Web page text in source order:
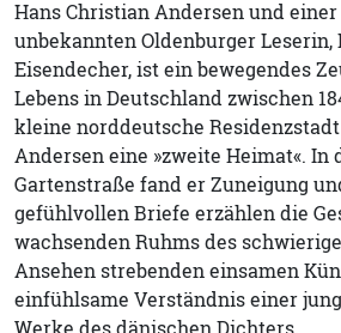
Hans Christian Andersen und
unbekannten Oldenburger Leserin,
Eisendecher, ist ein bewegendes
Lebens in Deutschland zwischen
kleine norddeutsche
Andersen eine »zweite Heimat«. In
Gartenstraße fand er Zuneigung
gefühlvollen Briefe erzählen die
wachsenden Ruhms des
Ansehen strebenden einsamen
einfühlsame Verständnis einer